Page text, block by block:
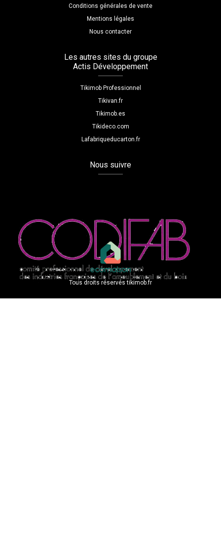
Conditions générales de vente
Mentions légales
Nous contacter
Les autres sites du groupe
Actis Développement
Tikimob Professionnel
Tikivan.fr
Tikimob.es
Tikideco.com
Lafabriqueducarton.fr
Nous suivre
Tous droits réservés tikimob.fr